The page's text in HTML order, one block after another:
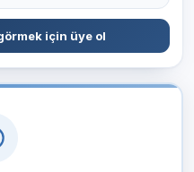
için üye ol